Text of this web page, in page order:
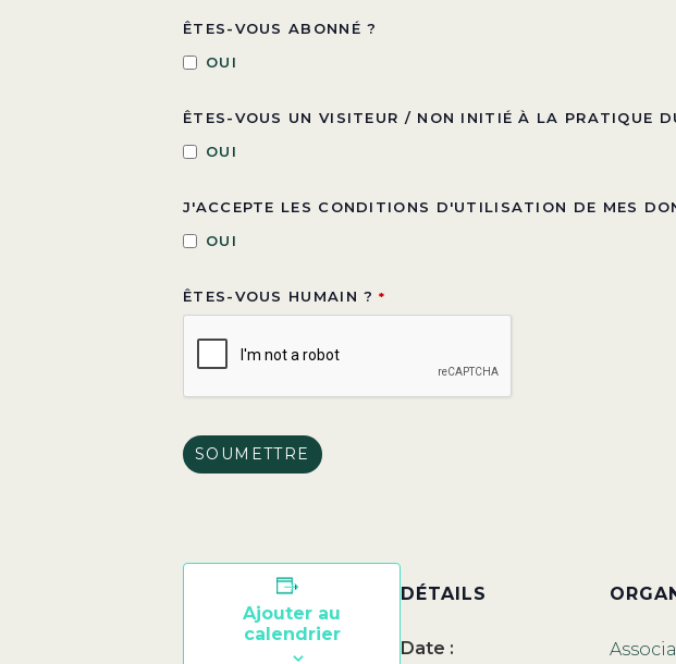
ÊTES-VOUS ABONNÉ ?
OUI
ÊTES-VOUS UN VISITEUR / NON INITIÉ À LA PRATIQUE
OUI
J'ACCEPTE LES CONDITIONS D'UTILISATION DE MES
OUI
ÊTES-VOUS HUMAIN ? *
SOUMETTRE
DEVRAIT
Ajouter au
calendrier
DÉTAILS
Date :